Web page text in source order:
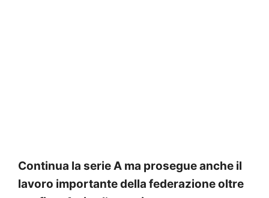
Continua la serie A ma prosegue anche il
lavoro importante della federazione oltre